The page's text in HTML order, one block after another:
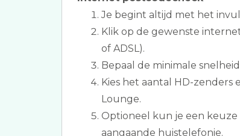
Je begint altijd met het
Klik op de gewenste
of ADSL).
Bepaal de minimale
Kies het aantal HD-zenders
Lounge.
Optioneel kun je een
aangaande huistelefonie.